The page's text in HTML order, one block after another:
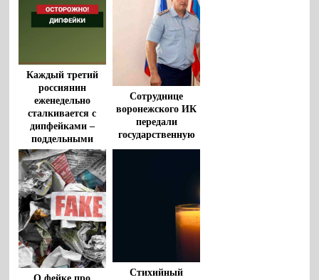
Каждый третий
россиянин
еженедельно
сталкивается с
дипфейками –
поддельными
видео и аудио
Сотруднице
воронежского ИК
передали
государственную
награду супруга
Стихийный